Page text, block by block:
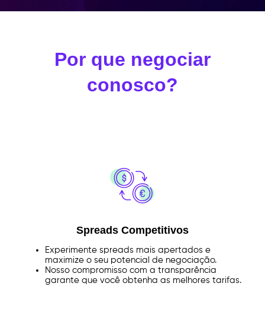
Por que negociar
conosco?
Spreads Competitivos
Experimente spreads mais apertados e
maximize o seu potencial de negociação.
Nosso compromisso com a transparência
garante que você obtenha as melhores tarifas.